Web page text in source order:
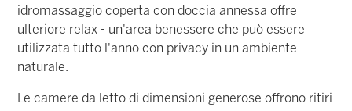
idromassaggio coperta con doccia annessa offre
ulteriore relax - un'area benessere che può essere
utilizzata tutto l'anno con privacy in un ambiente
naturale.
Le camere da letto di dimensioni generose offrono ritiri